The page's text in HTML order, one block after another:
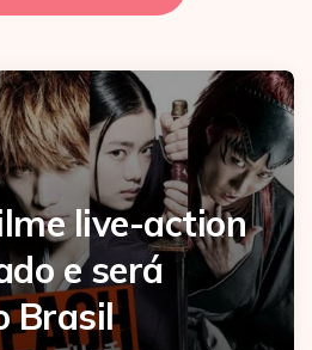
live-action
e será
Brasil